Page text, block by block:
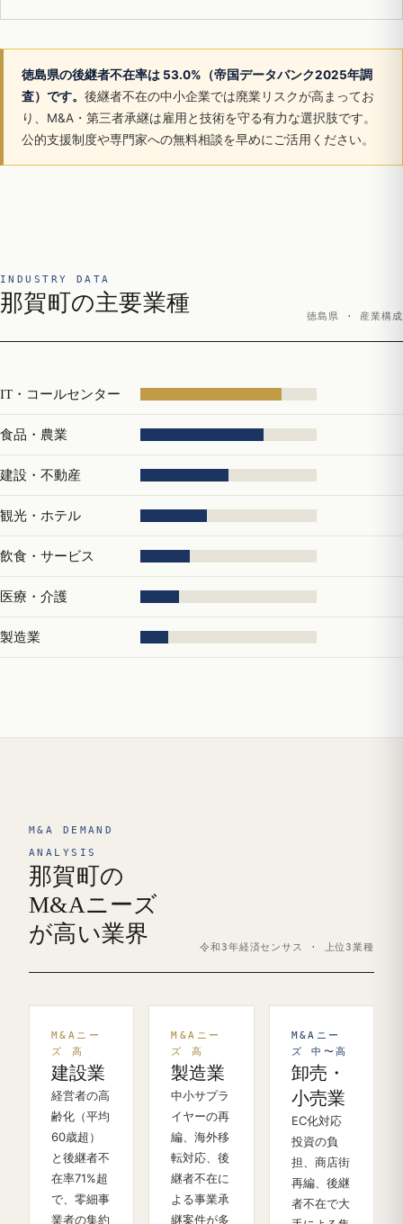
徳島県の後継者不在率は 53.0%（帝国データバンク2025年調
査）です。 後継者不在の中小企業では廃業リスクが高まってお
り、M&A・第三者承継は雇用と技術を守る有力な選択肢です。
公的支援制度や専門家への無料相談を早めにご活用ください。
INDUSTRY DATA
那賀町の主要業種
徳島県 · 産業構成
IT・コールセンター
食品・農業
建設・不動産
観光・ホテル
飲食・サービス
医療・介護
製造業
M&A DEMAND
ANALYSIS
那賀町の
M&Aニーズ
が高い業界
令和3年経済センサス · 上位3業種
M&Aニー
ズ 高
建設業
経営者の高
齢化（平均
60歳超）
と後継者不
在率71%超
で、零細事
業者の集約
M&Aニー
ズ 高
製造業
中小サプラ
イヤーの再
編、海外移
転対応、後
継者不在に
よる事業承
継案件が多
M&Aニー
ズ 中〜高
卸売・
小売業
EC化対応
投資の負
担、商店街
再編、後継
者不在で大